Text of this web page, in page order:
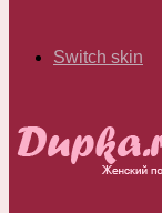
Switch skin